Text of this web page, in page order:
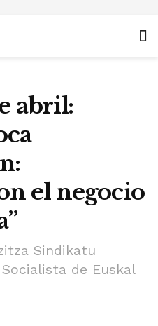
abril:
el negocio
Sindikatu
de Euskal